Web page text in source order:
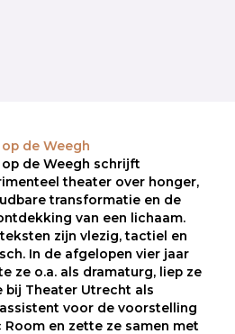
de Weegh
op de Weegh schrijft
theater over honger,
transformatie en de
van een lichaam.
zijn vlezig, tactiel en
In de afgelopen vier jaar
ze o.a. als dramaturg, liep ze
bij Theater Utrecht als
voor de voorstelling
Room en zette ze samen met